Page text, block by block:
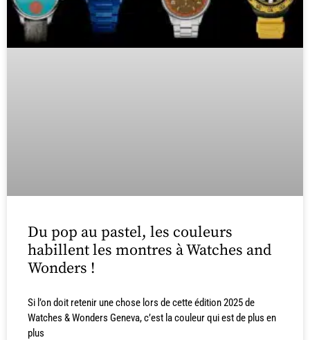
Du pop au pastel, les couleurs
habillent les montres à Watches and
Wonders !
Si l’on doit retenir une chose lors de cette édition 2025 de
Watches & Wonders Geneva, c’est la couleur qui est de plus en
plus